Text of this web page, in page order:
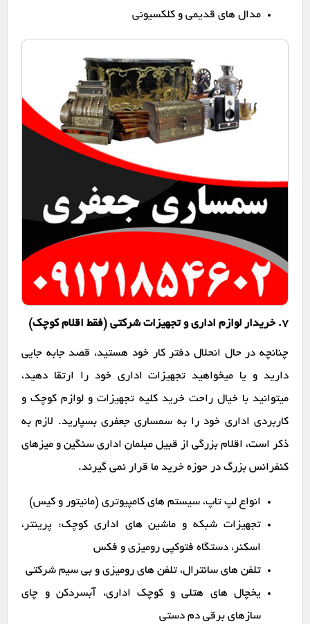
مدال های قدیمی و کلکسیونی
7. خریدار لوازم اداری و تجهیزات شرکتی (فقط اقلام کوچک)
چنانچه در حال انحلال دفتر کار خود هستید، قصد جابه جایی
دارید و یا میخواهید تجهیزات اداری خود را ارتقا دهید،
میتوانید با خیال راحت خرید کلیه تجهیزات و لوازم کوچک و
کاربردی اداری خود را به سمساری جعفری بسپارید. لازم به
ذکر است، اقلام بزرگی از قبیل مبلمان اداری سنگین و میزهای
کنفرانس بزرگ در حوزه خرید ما قرار نمی گیرند.
انواع لپ تاپ، سیستم های کامپیوتری (مانیتور و کیس)
تجهیزات شبکه و ماشین های اداری کوچک: پرینتر،
اسکنر، دستگاه فتوکپی رومیزی و فکس
تلفن های سانترال، تلفن های رومیزی و بی سیم شرکتی
یخچال های هتلی و کوچک اداری، آبسردکن و چای
سازهای برقی دم دستی